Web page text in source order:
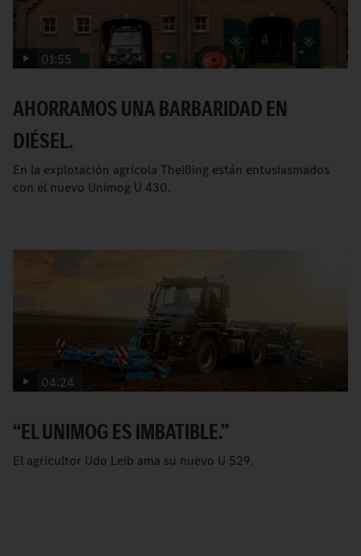
01:55
AHORRAMOS UNA BARBARIDAD EN
DIÉSEL.
En la explotación agrícola Theißing están entusiasmados
con el nuevo Unimog U 430.
04:24
“EL UNIMOG ES IMBATIBLE.”
El agricultor Udo Leib ama su nuevo U 529.